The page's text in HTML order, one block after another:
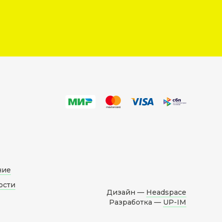
Дизайн — Headspace
Разработка — UP-IM